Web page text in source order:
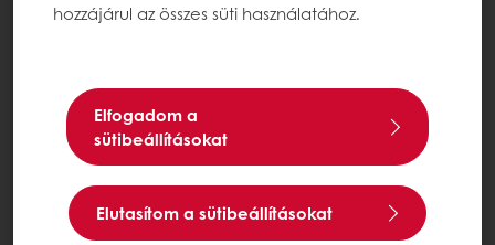
hozzájárul az összes süti használatához.
Elfogadom a
sütibeállításokat
Elutasítom a sütibeállításokat